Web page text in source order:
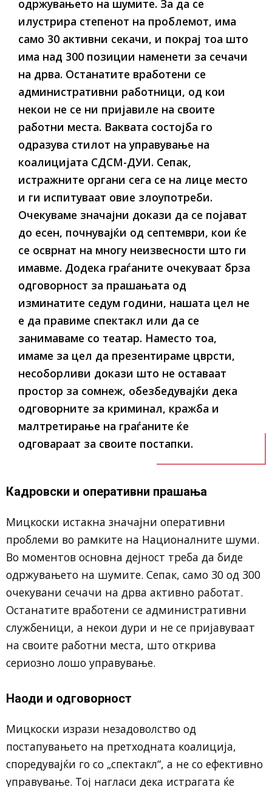
одржувањето на шумите. За да се
илустрира степенот на проблемот, има
само 30 активни секачи, и покрај тоа што
има над 300 позиции наменети за сечачи
на дрва. Останатите вработени се
административни работници, од кои
некои не се ни пријавиле на своите
работни места. Ваквата состојба го
одразува стилот на управување на
коалицијата СДСМ-ДУИ. Сепак,
истражните органи сега се на лице место
и ги испитуваат овие злоупотреби.
Очекуваме значајни докази да се појават
до есен, почнувајќи од септември, кои ќе
се осврнат на многу неизвесности што ги
имавме. Додека граѓаните очекуваат брза
одговорност за прашањата од
изминатите седум години, нашата цел не
е да правиме спектакл или да се
занимаваме со театар. Наместо тоа,
имаме за цел да презентираме цврсти,
несоборливи докази што не оставаат
простор за сомнеж, обезбедувајќи дека
одговорните за криминал, кражба и
малтретирање на граѓаните ќе
одговараат за своите постапки.
Кадровски и оперативни прашања
Мицкоски истакна значајни оперативни
проблеми во рамките на Националните шуми.
Во моментов основна дејност треба да биде
одржувањето на шумите. Сепак, само 30 од 300
очекувани сечачи на дрва активно работат.
Останатите вработени се административни
службеници, а некои дури и не се пријавуваат
на своите работни места, што открива
сериозно лошо управување.
Наоди и одговорност
Мицкоски изрази незадоволство од
постапувањето на претходната коалиција,
споредувајќи го со „спектакл“, а не со ефективно
управување. Тој нагласи дека истрагата ќе